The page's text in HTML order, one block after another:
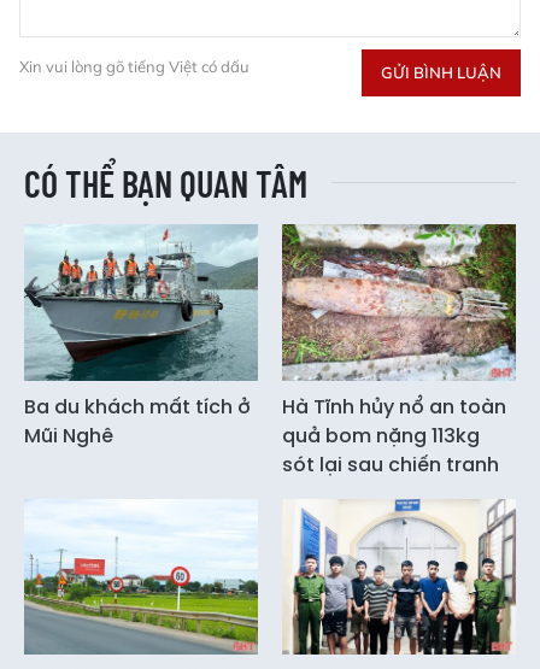
Xin vui lòng gõ tiếng Việt có dấu GỬI BÌNH LUẬN
CÓ THỂ BẠN QUAN TÂM
Ba du khách mất tích ở
Mũi Nghê
Hà Tĩnh hủy nổ an toàn
quả bom nặng 113kg
sót lại sau chiến tranh